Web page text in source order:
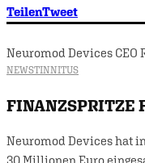
TeilenTweet
Neuromod Devices CEO
NEWSTINNITUS
FINANZSPRITZE
Neuromod Devices hat